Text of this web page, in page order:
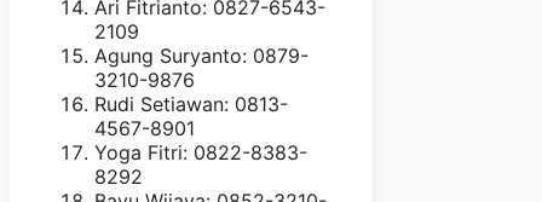
Ari Fitrianto: 0827-6543-
2109
Agung Suryanto: 0879-
3210-9876
Rudi Setiawan: 0813-
4567-8901
Yoga Fitri: 0822-8383-
8292